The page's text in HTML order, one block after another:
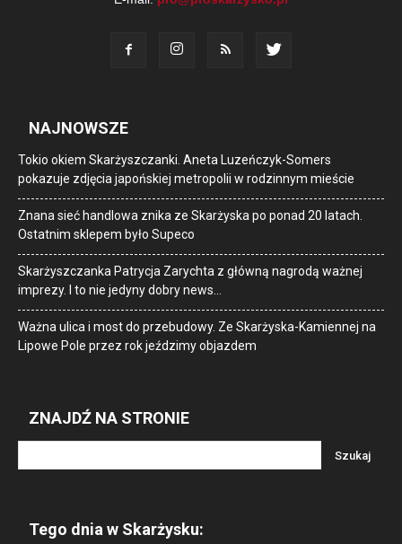
NAJNOWSZE
Tokio okiem Skarżyszczanki. Aneta Luzeńczyk-Somers
pokazuje zdjęcia japońskiej metropolii w rodzinnym mieście
Znana sieć handlowa znika ze Skarżyska po ponad 20 latach.
Ostatnim sklepem było Supeco
Skarżyszczanka Patrycja Zarychta z główną nagrodą ważnej
imprezy. I to nie jedyny dobry news…
Ważna ulica i most do przebudowy. Ze Skarżyska-Kamiennej na
Lipowe Pole przez rok jeździmy objazdem
ZNAJDŹ NA STRONIE
Tego dnia w Skarżysku: